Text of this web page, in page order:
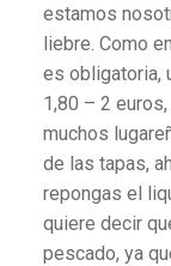
estamos
liebre. Como
es obligatoria,
1,80 – 2
muchos
de las tapas,
repongas el
quiere decir
pescado, ya